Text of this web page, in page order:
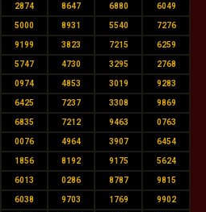
2874 8647 6880 6049
5000 8931 5540 7276
9199 3823 7215 6259
5747 4730 3295 2768
0974 4853 3019 9283
6425 7237 3308 9869
6835 7212 9463 0763
0076 4964 3907 6454
1856 8192 9175 5624
6013 0286 8787 9815
6038 9703 1769 9902